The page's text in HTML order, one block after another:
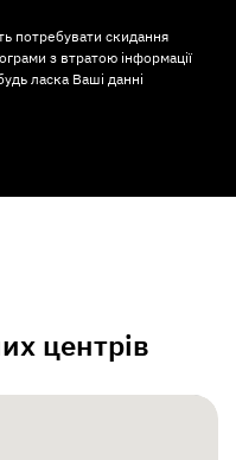
потребувати скидання
з втратою інформації
ласка Ваші данні
центрів